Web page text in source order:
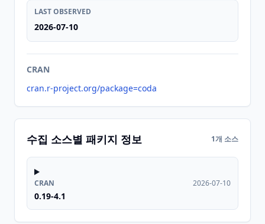
LAST OBSERVED
2026-07-10
CRAN
cran.r-project.org/package=coda
수집 소스별 패키지 정보 1개 소스
CRAN
0.19-4.1
2026-07-10